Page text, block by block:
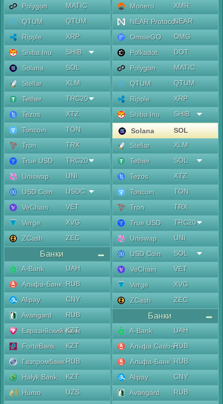
Polygon
MATIC
QTUM
QTUM
Ripple
XRP
Shiba Inu
SHIB
Solana
SOL
Stellar
XLM
Tether
TRC20
Tezos
XTZ
Toncoin
TON
Tron
TRX
True USD
TRC20
Uniswap
UNI
USD Coin
USDC
VeChain
VET
Verge
XVG
ZCash
ZEC
Банки
A-Bank
UAH
Альфа-Банк RUB
Alipay
CNY
Avangard
RUB
Евразийский банк
KZT
ForteBank
KZT
Газпромбанк RUB
Halyk Bank
KZT
Humo
UZS
Monero
XMR
NEAR ProtocolNEAR
OmiseGO
OMG
Polkadot
DOT
Polygon
MATIC
QTUM
QTUM
Ripple
XRP
Shiba Inu
SHIB
Solana
SOL
Stellar
XLM
Tether
SOL
Tezos
XTZ
Toncoin
TON
Tron
TRX
True USD
TRC20
Uniswap
UNI
USD Coin
SOL
VeChain
VET
Verge
XVG
ZCash
ZEC
Банки
A-Bank
UAH
Альфа Cash-inRUB
Альфа-Банк RUB
Alipay
CNY
Avangard
RUB